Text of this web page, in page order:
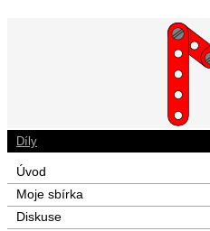
Díly
Úvod
Moje sbírka
Diskuse